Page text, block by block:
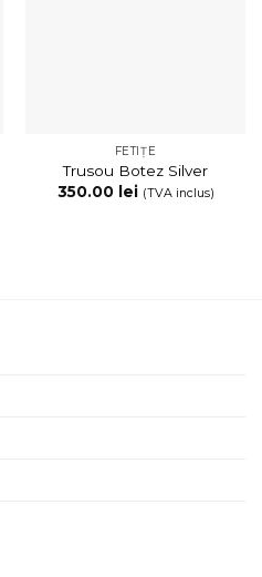
FETIȚE
Trusou Botez Silver
350.00
lei (TVA inclus)